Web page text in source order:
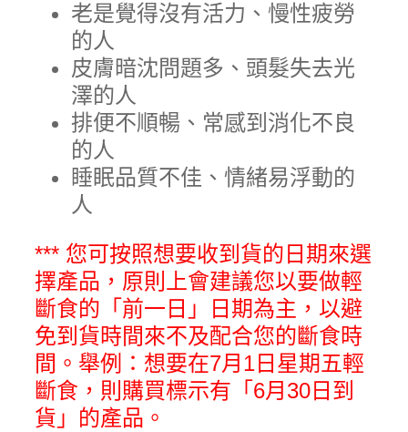
老是覺得沒有活力、慢性疲勞
的人
皮膚暗沈問題多、頭髮失去光
澤的人
排便不順暢、常感到消化不良
的人
睡眠品質不佳、情緒易浮動的
人
*** 您可按照想要收到貨的日期來選
擇產品，原則上會建議您以要做輕
斷食的「前一日」日期為主，以避
免到貨時間來不及配合您的斷食時
間。舉例：想要在7月1日星期五輕
斷食，則購買標示有「6月30日到
貨」的產品。